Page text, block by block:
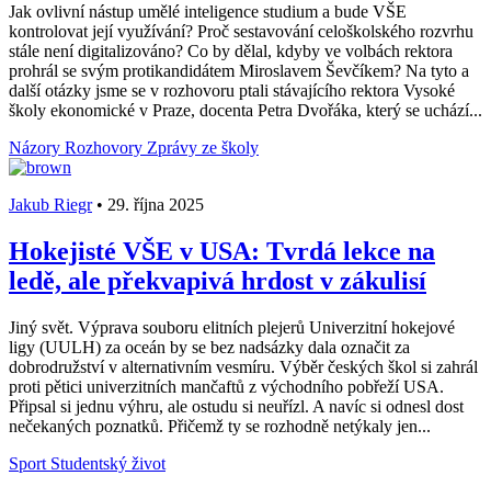
Jak ovlivní nástup umělé inteligence studium a bude VŠE
kontrolovat její využívání? Proč sestavování celoškolského rozvrhu
stále není digitalizováno? Co by dělal, kdyby ve volbách rektora
prohrál se svým protikandidátem Miroslavem Ševčíkem? Na tyto a
další otázky jsme se v rozhovoru ptali stávajícího rektora Vysoké
školy ekonomické v Praze, docenta Petra Dvořáka, který se uchází...
Názory Rozhovory Zprávy ze školy
Jakub Riegr • 29. října 2025
Hokejisté VŠE v USA: Tvrdá lekce na
ledě, ale překvapivá hrdost v zákulisí
Jiný svět. Výprava souboru elitních plejerů Univerzitní hokejové
ligy (UULH) za oceán by se bez nadsázky dala označit za
dobrodružství v alternativním vesmíru. Výběr českých škol si zahrál
proti pětici univerzitních mančaftů z východního pobřeží USA.
Připsal si jednu výhru, ale ostudu si neuřízl. A navíc si odnesl dost
nečekaných poznatků. Přičemž ty se rozhodně netýkaly jen...
Sport Studentský život